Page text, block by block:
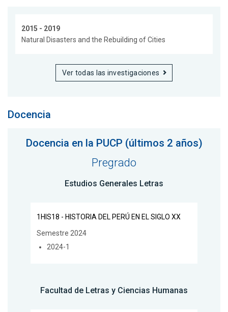
2015 - 2019
Natural Disasters and the Rebuilding of Cities
Ver todas las investigaciones
Docencia
Docencia en la PUCP (últimos 2 años)
Pregrado
Estudios Generales Letras
1HIS18 - HISTORIA DEL PERÚ EN EL SIGLO XX
Semestre 2024
2024-1
Facultad de Letras y Ciencias Humanas